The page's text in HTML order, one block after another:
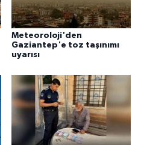
Meteoroloji'den
Gaziantep'e toz taşınımı
uyarısı